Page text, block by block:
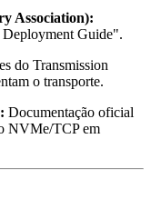
Association):
Guide".
do Transmission
o transporte.
Documentação oficial
NVMe/TCP em